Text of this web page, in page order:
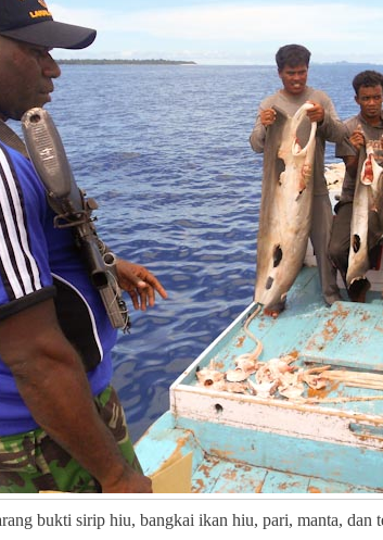
Lolosnya
33
Nelayan
Penangkap
Hiu
bukti sirip hiu, bangkai ikan hiu, pari, manta, dan